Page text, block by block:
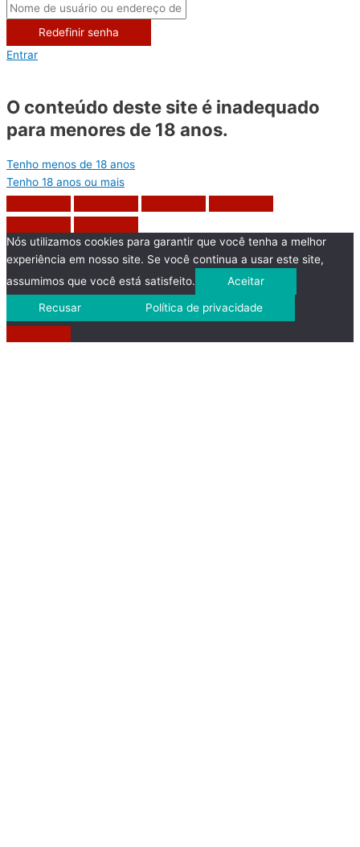
Redefinir senha
Entrar
O conteúdo deste site é inadequado
para menores de 18 anos.
Tenho menos de 18 anos
Tenho 18 anos ou mais
Nós utilizamos cookies para garantir que você tenha a melhor
experiência em nosso site. Se você continua a usar este site,
assumimos que você está satisfeito.
Aceitar
Recusar Política de privacidade